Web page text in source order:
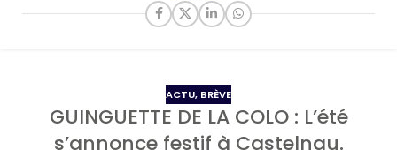
ACTU, BRÈVE
GUINGUETTE DE LA COLO : L’été
s’annonce festif à Castelnau.